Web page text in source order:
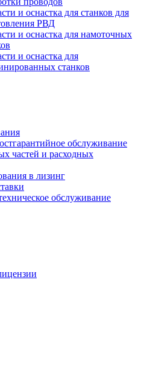
и оснастка для станков для
РВД
и оснастка для намоточных
и оснастка для
станков
обслуживание
частей и расходных
в лизинг
обслуживание